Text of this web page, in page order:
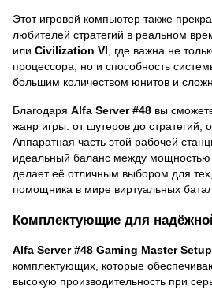
Этот игровой компьютер также
любителей стратегий в реальном
или Civilization VI , где важна не
процессора, но и способность
большим количеством юнитов и
Благодаря Alfa Server #48 вы
жанр игры: от шутеров до стратегий,
Аппаратная часть этой рабочей
идеальный баланс между мощностью
делает её отличным выбором для
помощника в мире виртуальных
Комплектующие для
Alfa Server #48 Gaming Master Setup
комплектующих, которые
высокую производительность при